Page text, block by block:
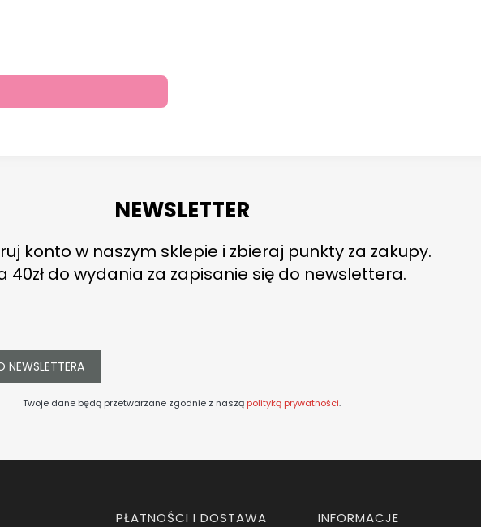
NEWSLETTER
konto w naszym sklepie i zbieraj punkty za zakupy.
40zł do wydania za zapisanie się do newslettera.
NEWSLETTERA
Twoje dane będą przetwarzane zgodnie z naszą polityką prywatności.
PŁATNOŚCI I DOSTAWA INFORMACJE